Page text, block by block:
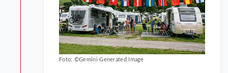
Foto: ©Gemini Generated Image